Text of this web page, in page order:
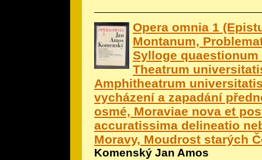
Opera omnia 1
Montanum,
Sylloge
Theatrum
Amphitheatrum
vycházení a zapadání
osmé, Moraviae nova et
accuratissima delineatio
Moravy, Moudrost starých
Komenský Jan Amos